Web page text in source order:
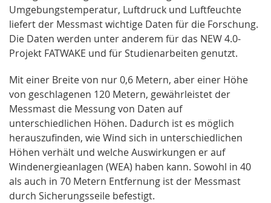
Umgebungstemperatur, Luftdruck und Luftfeuchte
liefert der Messmast wichtige Daten für die Forschung.
Die Daten werden unter anderem für das NEW 4.0-
Projekt FATWAKE und für Studienarbeiten genutzt.
Mit einer Breite von nur 0,6 Metern, aber einer Höhe
von geschlagenen 120 Metern, gewährleistet der
Messmast die Messung von Daten auf
unterschiedlichen Höhen. Dadurch ist es möglich
herauszufinden, wie Wind sich in unterschiedlichen
Höhen verhält und welche Auswirkungen er auf
Windenergieanlagen (WEA) haben kann. Sowohl in 40
als auch in 70 Metern Entfernung ist der Messmast
durch Sicherungsseile befestigt.